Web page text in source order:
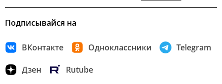
Подписывайся на
ВКонтакте Одноклассники Telegram
Дзен Rutube